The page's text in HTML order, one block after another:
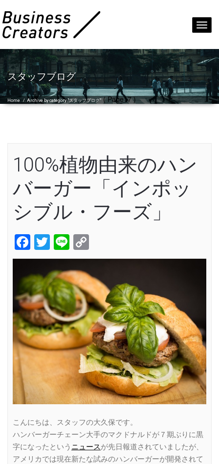
スタッフブログ
Home /Archive by category "スタッフブログ"( Page17 )
100%植物由来のハン
バーガー「インポッ
シブル・フーズ」
Facebook
Twitter
Line
Link
こんにちは、スタッフの大久保です。
ハンバーガーチェーン大手のマクドナルドが７期ぶりに黒
字になったという ニュースが先日報道されていましたが、
アメリカでは現在新たな試みのハンバーガーが開発されて